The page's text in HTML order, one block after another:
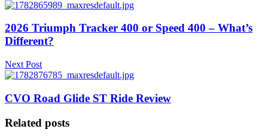
2026 Triumph Tracker 400 or Speed 400 – What’s
Different?
Next Post
CVO Road Glide ST Ride Review
Related posts